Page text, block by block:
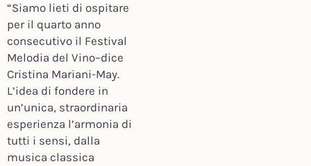
“Siamo lieti di ospitare
per il quarto anno
consecutivo il Festival
Melodia del Vino–dice
Cristina Mariani-May.
L’idea di fondere in
un’unica, straordinaria
esperienza l’armonia di
tutti i sensi, dalla
musica classica